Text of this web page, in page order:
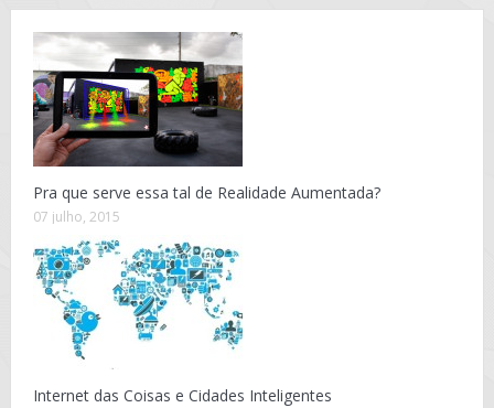
Pra que serve essa tal de Realidade Aumentada?
07 julho, 2015
Internet das Coisas e Cidades Inteligentes